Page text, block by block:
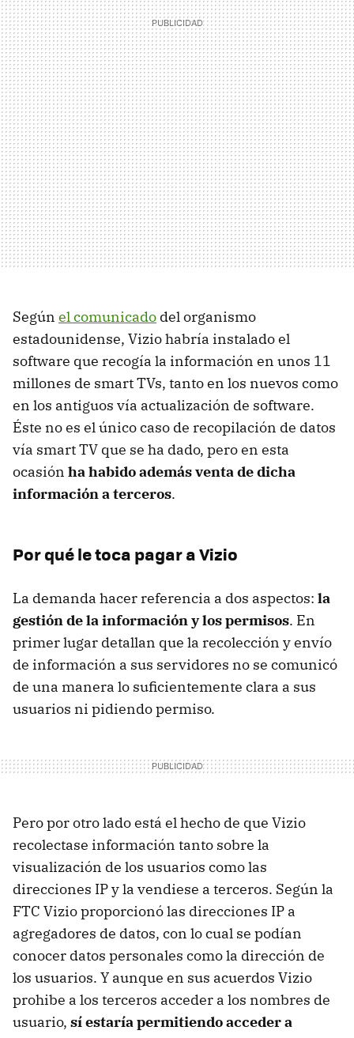
Según el comunicado del organismo
estadounidense, Vizio habría instalado el
software que recogía la información en unos 11
millones de smart TVs, tanto en los nuevos como
en los antiguos vía actualización de software.
Éste no es el único caso de recopilación de datos
vía smart TV que se ha dado, pero en esta
ocasión ha habido además venta de dicha
información a terceros.
Por qué le toca pagar a Vizio
La demanda hacer referencia a dos aspectos: la
gestión de la información y los permisos. En
primer lugar detallan que la recolección y envío
de información a sus servidores no se comunicó
de una manera lo suficientemente clara a sus
usuarios ni pidiendo permiso.
Pero por otro lado está el hecho de que Vizio
recolectase información tanto sobre la
visualización de los usuarios como las
direcciones IP y la vendiese a terceros. Según la
FTC Vizio proporcionó las direcciones IP a
agregadores de datos, con lo cual se podían
conocer datos personales como la dirección de
los usuarios. Y aunque en sus acuerdos Vizio
prohibe a los terceros acceder a los nombres de
usuario, sí estaría permitiendo acceder a